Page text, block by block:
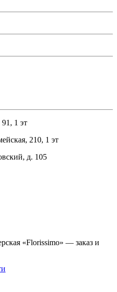
1 эт
210, 1 эт
д. 105
«Florissimo» — заказ и